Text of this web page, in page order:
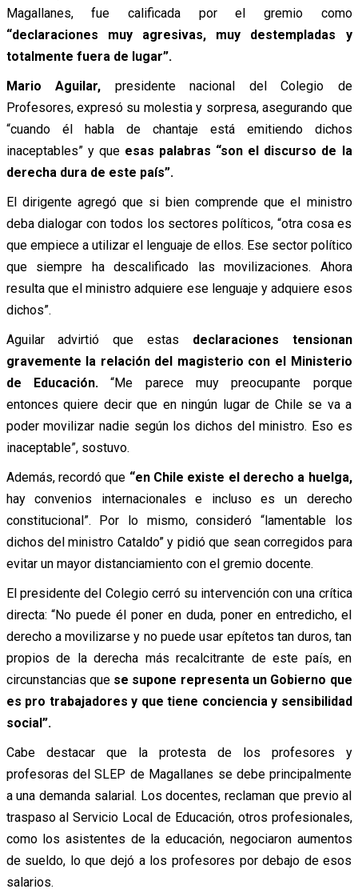
Magallanes, fue calificada por el gremio como
“declaraciones muy agresivas, muy destempladas y
totalmente fuera de lugar”.
Mario Aguilar, presidente nacional del Colegio de
Profesores, expresó su molestia y sorpresa, asegurando que
“cuando él habla de chantaje está emitiendo dichos
inaceptables” y queesas palabras “son el discurso de la
derecha dura de este país”.
El dirigente agregó que si bien comprende que el ministro
deba dialogar con todos los sectores políticos, “otra cosa es
que empiece a utilizar el lenguaje de ellos. Ese sector político
que siempre ha descalificado las movilizaciones. Ahora
resulta que el ministro adquiere ese lenguaje y adquiere esos
dichos”.
Aguilar advirtió que estas declaraciones tensionan
gravemente la relación del magisterio con el Ministerio
de Educación. “Me parece muy preocupante porque
entonces quiere decir que en ningún lugar de Chile se va a
poder movilizar nadie según los dichos del ministro. Eso es
inaceptable”, sostuvo.
Además, recordó que “en Chile existe el derecho a huelga,
hay convenios internacionales e incluso es un derecho
constitucional”. Por lo mismo, consideró “lamentable los
dichos del ministro Cataldo” y pidió que sean corregidos para
evitar un mayor distanciamiento con el gremio docente.
El presidente del Colegio cerró su intervención con una crítica
directa: “No puede él poner en duda, poner en entredicho, el
derecho a movilizarse y no puede usar epítetos tan duros, tan
propios de la derecha más recalcitrante de este país, en
circunstancias quese supone representa un Gobierno que
es pro trabajadores y que tiene conciencia y sensibilidad
social”.
Cabe destacar que la protesta de los profesores y
profesoras del SLEP de Magallanes se debe principalmente
a una demanda salarial. Los docentes, reclaman que previo al
traspaso al Servicio Local de Educación, otros profesionales,
como los asistentes de la educación, negociaron aumentos
de sueldo, lo que dejó a los profesores por debajo de esos
salarios.